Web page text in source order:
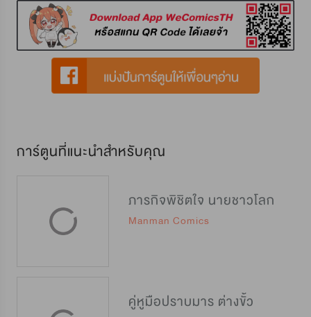
การ์ตูนที่แนะนำสำหรับคุณ
ภารกิจพิชิตใจ นายชาวโลก
Manman Comics
คู่หูมือปราบมาร ต่างขั้ว